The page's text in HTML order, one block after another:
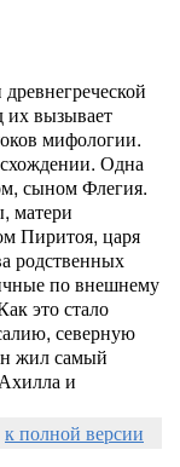
вызывает
мифологии.
Одна
сыном Флегия.
матери
Пиритоя, царя
родственных
по внешнему
это стало
северную
жил самый
и
к полной версии